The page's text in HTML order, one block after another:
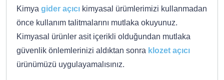
Kimya gider açıcı kimyasal ürümlerimizi kullanmadan
önce kullanım talitmalarını mutlaka okuyunuz.
Kimyasal ürünler asit içerikli olduğundan mutlaka
güvenlik önlemlerinizi aldıktan sonra klozet açıcı
ürünümüzü uygulayamalısınız.